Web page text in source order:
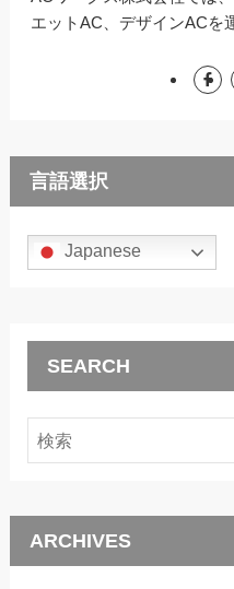
エットAC、デザインACを
言語選択
Japanese
SEARCH
ARCHIVES